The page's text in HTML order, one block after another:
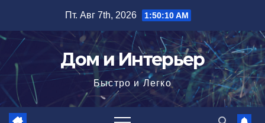
содержимому
Пт. Авг 7th, 2026 1:50:11 AM
Дом и Интерьер
Быстро и Легко